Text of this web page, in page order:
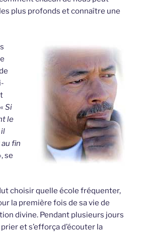
plus profonds et connaître une
Si
le
il
fin
se
choisir quelle école fréquenter,
la première fois de sa vie de
divine. Pendant plusieurs jours
et s’efforça d’écouter la